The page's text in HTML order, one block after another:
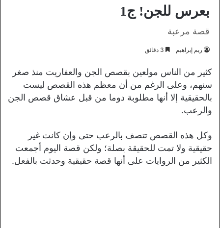
بعرس للجن! ج1
قصة مرعبة
ريم إبراهيم
كثير من الناس مولعين بقصص الجن والعفاريت منذ صغر
سنهم، وعلى الرغم من أن معظم هذه القصص ليست
بالحقيقية إلا أنها مطلوبة دوما من قبل عشاق قصص الجن
والرعب.
وكل هذه القصص تتصف بالرعب حتى وإن كانت غير
حقيقية ولا تمت للحقيقة بصلة؛ ولكن قصة اليوم أجمعت
الكثير من الروايات على أنها قصة حقيقية وحدثت بالفعل.